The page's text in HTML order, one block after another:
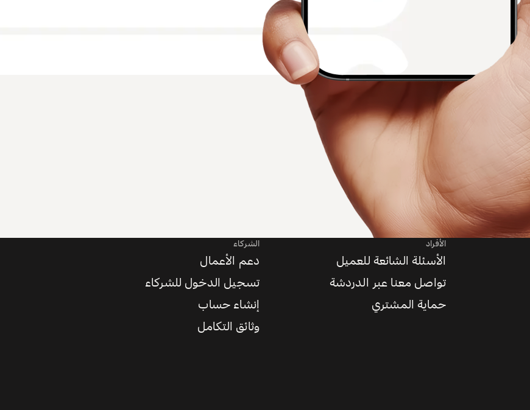
الأفراد
الأسئلة الشائعة للعميل
تواصل معنا عبر الدردشة
حماية المشتري
الشركاء
دعم الأعمال
تسجيل الدخول للشركاء
إنشاء حساب
وثائق التكامل